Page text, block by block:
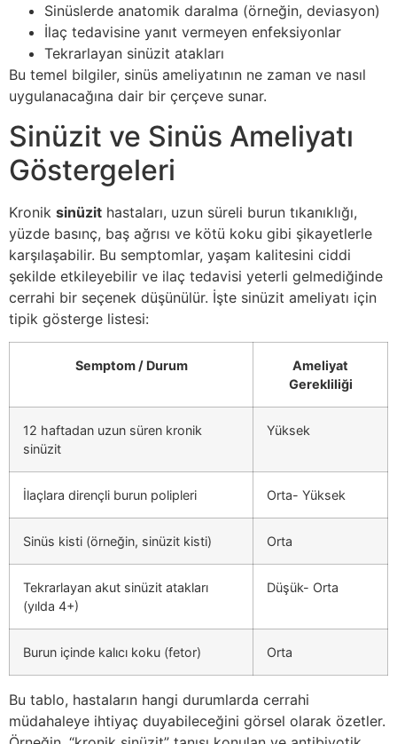
Sinüslerde anatomik daralma (örneğin, deviasyon)
İlaç tedavisine yanıt vermeyen enfeksiyonlar
Tekrarlayan sinüzit atakları
Bu temel bilgiler, sinüs ameliyatının ne zaman ve nasıl
uygulanacağına dair bir çerçeve sunar.
Sinüzit ve Sinüs Ameliyatı
Göstergeleri
Kronik sinüzit hastaları, uzun süreli burun tıkanıklığı,
yüzde basınç, baş ağrısı ve kötü koku gibi şikayetlerle
karşılaşabilir. Bu semptomlar, yaşam kalitesini ciddi
şekilde etkileyebilir ve ilaç tedavisi yeterli gelmediğinde
cerrahi bir seçenek düşünülür. İşte sinüzit ameliyatı için
tipik gösterge listesi:
Semptom / Durum
Ameliyat
Gerekliliği
12 haftadan uzun süren kronik
sinüzit
Yüksek
İlaçlara dirençli burun polipleri Orta- Yüksek
Sinüs kisti (örneğin, sinüzit kisti) Orta
Tekrarlayan akut sinüzit atakları
(yılda 4+)
Düşük- Orta
Burun içinde kalıcı koku (fetor) Orta
Bu tablo, hastaların hangi durumlarda cerrahi
müdahaleye ihtiyaç duyabileceğini görsel olarak özetler.